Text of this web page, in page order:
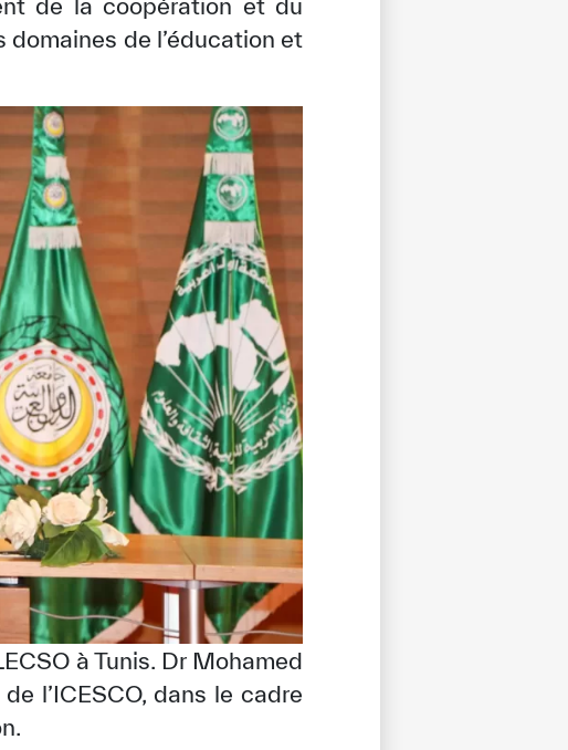
de la coopération et du
de l’éducation et
à Tunis. Dr Mohamed
l’ICESCO, dans le cadre